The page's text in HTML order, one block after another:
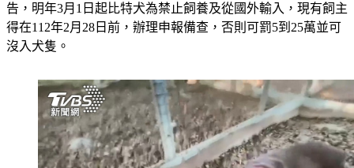
比特犬傷人案件頻傳，現在屏東又有小孩被咬死，農委會已公
告，明年3月1日起比特犬為禁止飼養及從國外輸入，現有飼主
得在112年2月28日前，辦理申報備查，否則可罰5到25萬並可